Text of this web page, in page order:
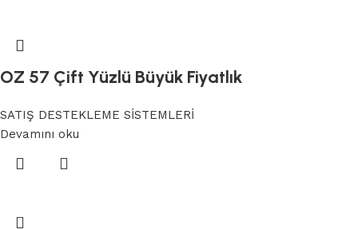
OZ 57 Çift Yüzlü Büyük Fiyatlık
SATIŞ DESTEKLEME SİSTEMLERİ
Devamını oku